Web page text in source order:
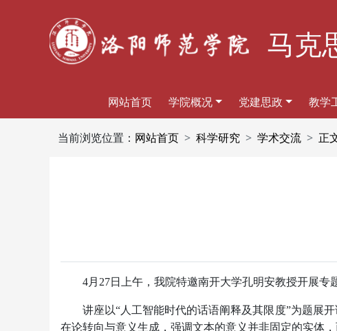
马克
网站首页 学院概况 党建思政 教学
当前浏览位置： 网站首页 科学研究 学术交流 正
4月27日上午，我院特邀南开大学孔明安教授开展
讲座以“人工智能时代的话语阐释及其限度”为题展
在论转向与意义生成，强调文本的意义并非固定的实体